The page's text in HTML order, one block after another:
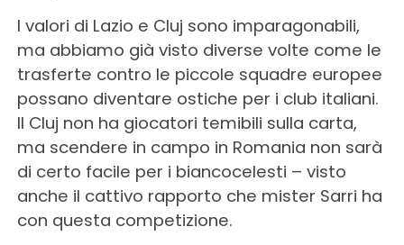
I valori di Lazio e Cluj sono imparagonabili,
ma abbiamo già visto diverse volte come le
trasferte contro le piccole squadre europee
possano diventare ostiche per i club italiani.
Il Cluj non ha giocatori temibili sulla carta,
ma scendere in campo in Romania non sarà
di certo facile per i biancocelesti – visto
anche il cattivo rapporto che mister Sarri ha
con questa competizione.